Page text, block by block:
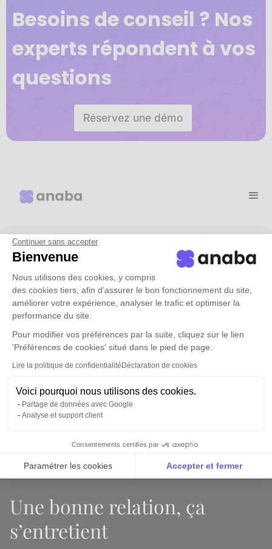
Continuer sans accepter
Bienvenue
Nous utilisons des cookies, y compris
des cookies tiers, afin d’assurer le bon fonctionnement du site,
améliorer votre expérience, analyser le trafic et optimiser la
performance du site.
Pour modifier vos préférences par la suite, cliquez sur le lien
'Préférences de cookies' situé dans le pied de page.
Lire la politique de confidentialité Déclaration de cookies
Voici pourquoi nous utilisons des cookies.
Partage de données avec Google
Analyse et support client
Consentements certifiés par
Paramétrer les cookies Accepter et fermer
Notre plateforme vous permet d'adapter et de gérer
Besoins de conseil ? Nos
experts répondent à vos
questions
Réservez une démo
Pourquoi choisir anaba ?
Cas d'usages
Ressources
Demander une démo
Une bonne relation, ça
s’entretient